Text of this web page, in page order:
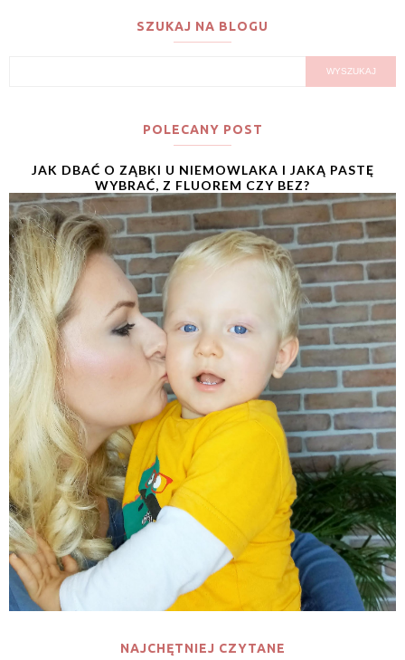
SZUKAJ NA BLOGU
POLECANY POST
JAK DBAĆ O ZĄBKI U NIEMOWLAKA I JAKĄ PASTĘ
WYBRAĆ, Z FLUOREM CZY BEZ?
NAJCHĘTNIEJ CZYTANE